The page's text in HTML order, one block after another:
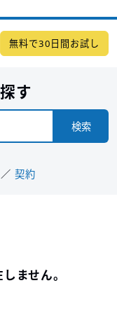
無料で30日間お試し
す
検索
契約
ません。